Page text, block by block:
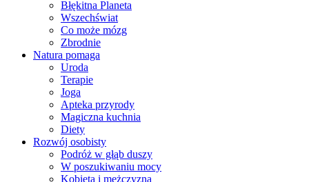
Błękitna Planeta
Wszechświat
Co może mózg
Zbrodnie
Natura pomaga
Uroda
Terapie
Joga
Apteka przyrody
Magiczna kuchnia
Diety
Rozwój osobisty
Podróż w głąb duszy
W poszukiwaniu mocy
Kobieta i mężczyzna